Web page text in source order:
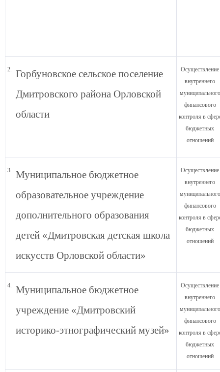
2.
Горбуновское сельское поселение
Дмитровского района Орловской
области
Осуществление
внутреннего
муниципального
финансового
контроля в
бюджетных
отношений
3.
Муниципальное бюджетное
образовательное учреждение
дополнительного образования
детей «Дмитровская детская школа
искусств Орловской области»
Осуществление
внутреннего
муниципального
финансового
контроля в
бюджетных
отношений
4.
Муниципальное бюджетное
учреждение «Дмитровский
историко-этнографический музей»
Осуществление
внутреннего
муниципального
финансового
контроля в
бюджетных
отношений